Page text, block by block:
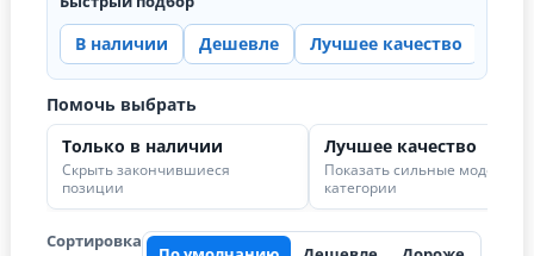
В наличии Дешевле Лучшее качество
Помочь выбрать
Только в наличии
Скрыть закончившиеся
позиции
Лучшее качество
Показать сильные модели в
категории
Сортировка